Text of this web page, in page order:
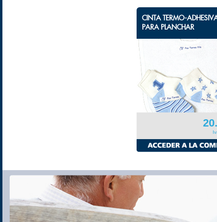
CINTA TERMO-
PARA PLANCHAR